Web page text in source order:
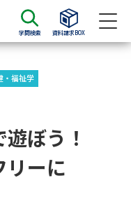
学問検索 資料請求BOX
資料検索
・学科パンフ
・福祉学
遊ぼう！
リーに